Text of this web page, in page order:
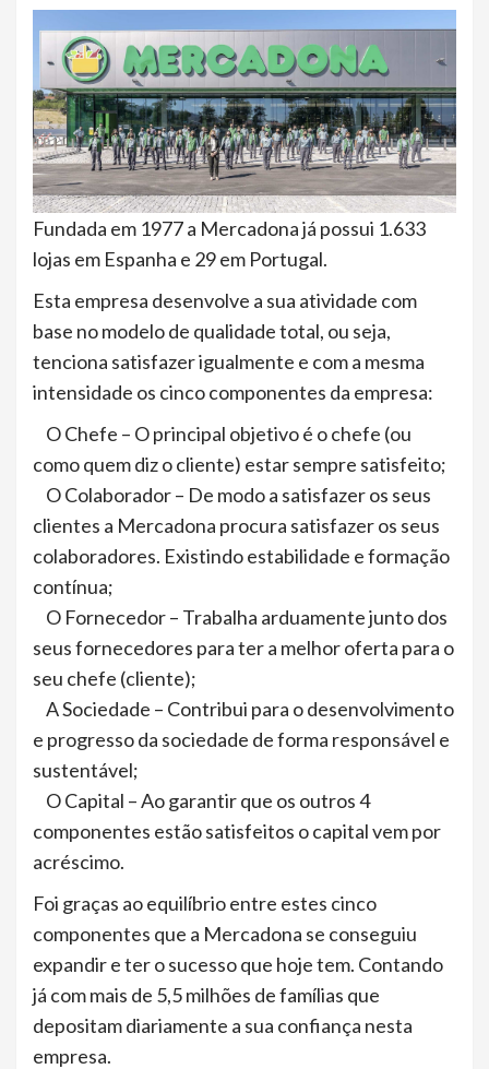
Fundada em 1977 a Mercadona já possui 1.633
lojas em Espanha e 29 em Portugal.
Esta empresa desenvolve a sua atividade com
base no modelo de qualidade total, ou seja,
tenciona satisfazer igualmente e com a mesma
intensidade os cinco componentes da empresa:
O Chefe – O principal objetivo é o chefe (ou
como quem diz o cliente) estar sempre satisfeito;
O Colaborador – De modo a satisfazer os seus
clientes a Mercadona procura satisfazer os seus
colaboradores. Existindo estabilidade e formação
contínua;
O Fornecedor – Trabalha arduamente junto dos
seus fornecedores para ter a melhor oferta para o
seu chefe (cliente);
A Sociedade – Contribui para o desenvolvimento
e progresso da sociedade de forma responsável e
sustentável;
O Capital – Ao garantir que os outros 4
componentes estão satisfeitos o capital vem por
acréscimo.
Foi graças ao equilíbrio entre estes cinco
componentes que a Mercadona se conseguiu
expandir e ter o sucesso que hoje tem. Contando
já com mais de 5,5 milhões de famílias que
depositam diariamente a sua confiança nesta
empresa.